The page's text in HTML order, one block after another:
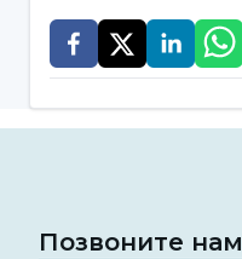
Позвоните нам